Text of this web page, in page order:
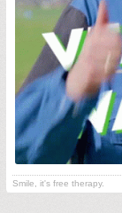
Smile, it's free therapy.